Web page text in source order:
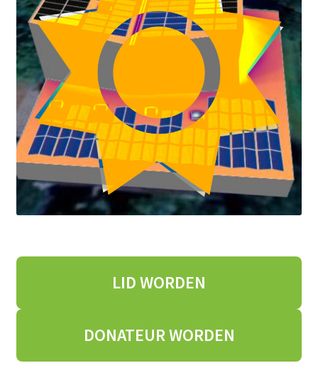
LID WORDEN
DONATEURWORDEN